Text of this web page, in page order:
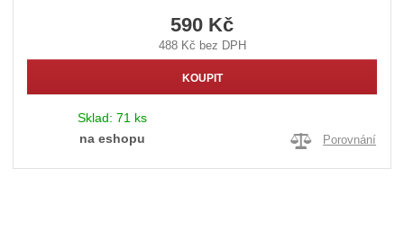
590 Kč
488 Kč bez DPH
KOUPIT
Sklad: 71 ks
na eshopu
Porovnání